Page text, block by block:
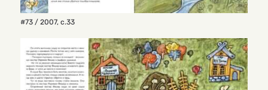
#73 / 2007, с.33